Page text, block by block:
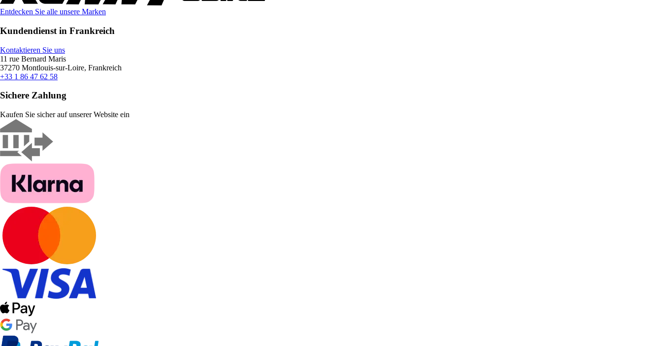
Entdecken Sie alle unsere Marken
Kundendienst in Frankreich
Kontaktieren Sie uns
11 rue Bernard Maris
37270 Montlouis-sur-Loire, Frankreich
+33 1 86 47 62 58
Sichere Zahlung
Kaufen Sie sicher auf unserer Website ein